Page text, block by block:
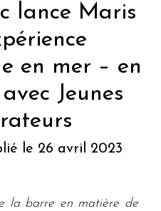
lance Maris
en mer – en
Jeunes
le 26 avril 2023
la barre en matière de